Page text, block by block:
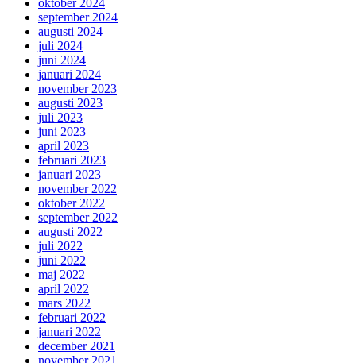
oktober 2024
september 2024
augusti 2024
juli 2024
juni 2024
januari 2024
november 2023
augusti 2023
juli 2023
juni 2023
april 2023
februari 2023
januari 2023
november 2022
oktober 2022
september 2022
augusti 2022
juli 2022
juni 2022
maj 2022
april 2022
mars 2022
februari 2022
januari 2022
december 2021